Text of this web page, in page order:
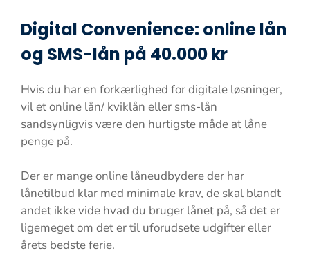
Digital Convenience: online lån
og SMS-lån på 40.000 kr
Hvis du har en forkærlighed for digitale løsninger,
vil et online lån/ kviklån eller sms-lån
sandsynligvis være den hurtigste måde at låne
penge på.
Der er mange online låneudbydere der har
lånetilbud klar med minimale krav, de skal blandt
andet ikke vide hvad du bruger lånet på, så det er
ligemeget om det er til uforudsete udgifter eller
årets bedste ferie.